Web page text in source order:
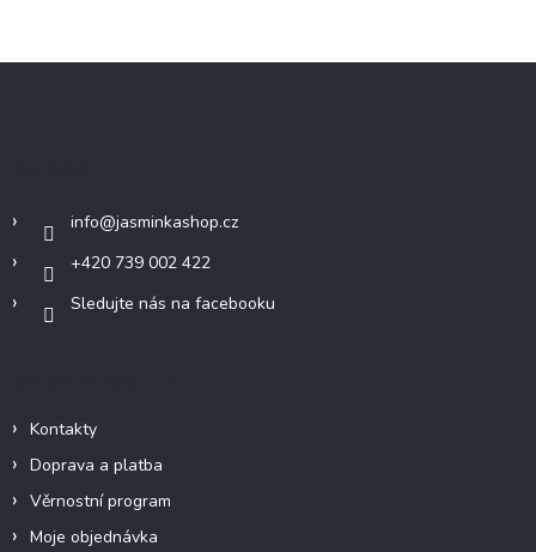
info@jasminkashop.cz
+420 739 002 422
Sledujte nás na facebooku
Kontakty
Doprava a platba
Věrnostní program
Moje objednávka